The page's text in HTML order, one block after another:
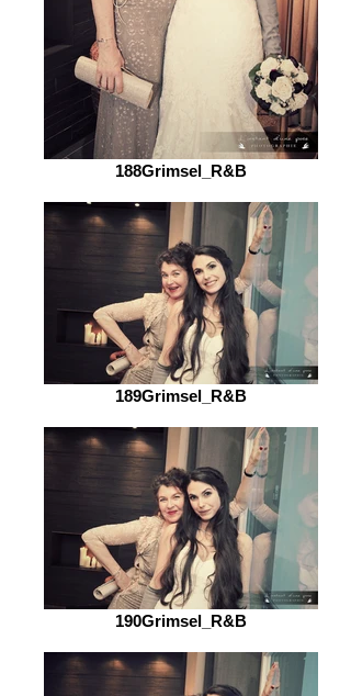
188Grimsel_R&B
189Grimsel_R&B
190Grimsel_R&B